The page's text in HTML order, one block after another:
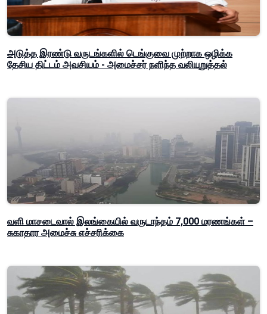
அடுத்த இரண்டு வருடங்களில் டெங்குவை முற்றாக ஒழிக்க
தேசிய திட்டம் அவசியம் - அமைச்சர் நளிந்த வலியுறுத்தல்
வளி மாசடைவால் இலங்கையில் வருடாந்தம் 7,000 மரணங்கள் –
சுகாதார அமைச்சு எச்சரிக்கை